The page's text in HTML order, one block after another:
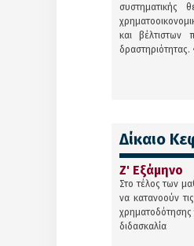
συστηματικής
και βέλτιστων
Δίκαιο
Ζ' Εξάμηνο
Στο τέλος των
να κατανοούν
χρηματοδότησης
διδασκαλία